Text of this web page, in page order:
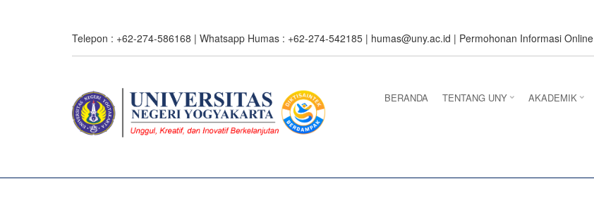
Telepon : +62-274-586168 | Whatsapp Humas : +62-274-542185 | humas@uny.ac.id | Permohonan Informasi Online
BERANDA TENTANG UNY AKADEMIK